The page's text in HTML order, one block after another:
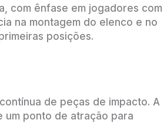
com ênfase em jogadores com
na montagem do elenco e no
posições.
de peças de impacto. A
um ponto de atração para